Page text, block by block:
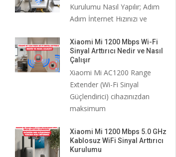
Kurulumu Nasıl Yapılır; Adım
Adım İnternet Hızınızı ve
Xiaomi Mi 1200 Mbps Wi-Fi
Sinyal Arttırıcı Nedir ve Nasıl
Çalışır
Xiaomi Mi AC1200 Range
Extender (Wi-Fi Sinyal
Güçlendirici) cihazınızdan
maksimum
Xiaomi Mi 1200 Mbps 5.0 GHz
Kablosuz WiFi Sinyal Arttırıcı
Kurulumu